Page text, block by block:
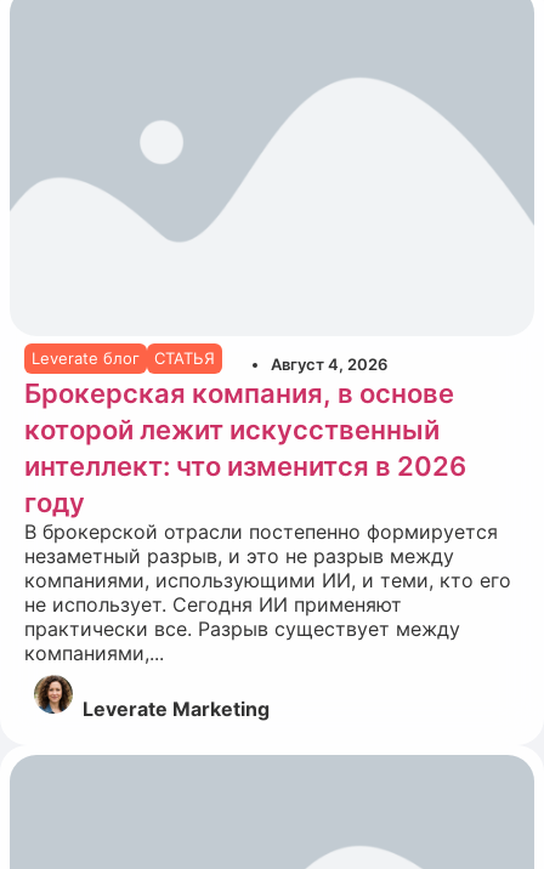
Leverate блог СТАТЬЯ Август 4, 2026
Брокерская компания, в основе
которой лежит искусственный
интеллект: что изменится в 2026
году
В брокерской отрасли постепенно формируется
незаметный разрыв, и это не разрыв между
компаниями, использующими ИИ, и теми, кто его
не использует. Сегодня ИИ применяют
практически все. Разрыв существует между
компаниями,...
Leverate Marketing